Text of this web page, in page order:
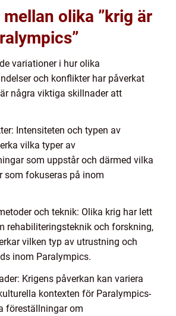
olika ”krig är
variationer i hur olika
och konflikter har påverkat
några viktiga skillnader att
Intensiteten och typen av
vilka typer av
som uppstår och därmed vilka
som fokuseras på inom
och teknik: Olika krig har lett
rehabiliteringsteknik och forskning,
vilken typ av utrustning och
inom Paralympics.
Krigens påverkan kan variera
kontexten för Paralympics-
föreställningar om